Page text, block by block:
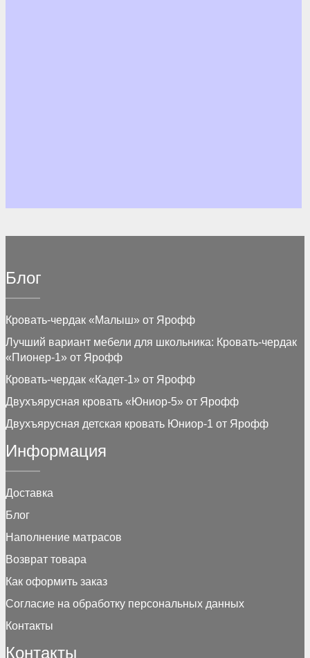
Блог
Кровать-чердак «Малыш» от Ярофф
Лучший вариант мебели для школьника: Кровать-чердак
«Пионер-1» от Ярофф
Кровать-чердак «Кадет-1» от Ярофф
Двухъярусная кровать «Юниор-5» от Ярофф
Двухъярусная детская кровать Юниор-1 от Ярофф
Информация
Доставка
Блог
Наполнение матрасов
Возврат товара
Как оформить заказ
Согласие на обработку персональных данных
Контакты
Контакты